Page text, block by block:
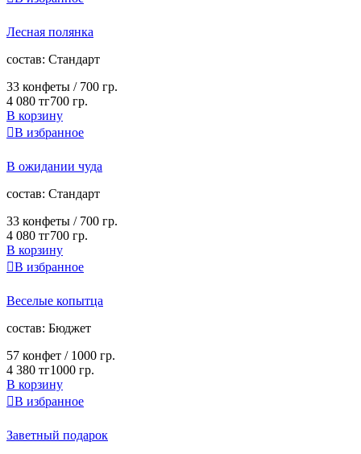
Лесная полянка
cостав: Стандарт
33 конфеты / 700 гр.
4 080 тг700 гр.
В корзину
В избранное
В ожидании чуда
cостав: Стандарт
33 конфеты / 700 гр.
4 080 тг700 гр.
В корзину
В избранное
Веселые копытца
cостав: Бюджет
57 конфет / 1000 гр.
4 380 тг1000 гр.
В корзину
В избранное
Заветный подарок